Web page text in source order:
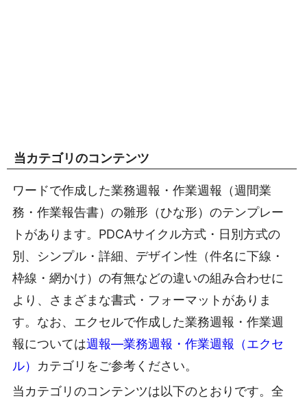
当カテゴリのコンテンツ
ワードで作成した業務週報・作業週報（週間業
務・作業報告書）の雛形（ひな形）のテンプレー
トがあります。PDCAサイクル方式・日別方式の
別、シンプル・詳細、デザイン性（件名に下線・
枠線・網かけ）の有無などの違いの組み合わせに
より、さまざまな書式・フォーマットがありま
す。なお、エクセルで作成した業務週報・作業週
報については週報―業務週報・作業週報（エクセ
ル） カテゴリをご参考ください。
当カテゴリのコンテンツは以下のとおりです。全